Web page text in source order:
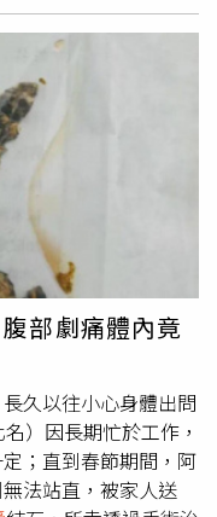
響。」不過，世界衛
高度憂慮。WHO指
而此次疫情可能早在
前統計，中非地區已
。此次疫情的病毒
型伊波拉。與過去
前尚無經核准的疫
世界衛生組織資料顯
於30％至50％之
已請求協助接收另一
衛生部長沃伊捷奇
尚未出現症狀，預
接受觀察與治療。隨
再度演變成跨國公共
疫情發展。
；呂育昇表示，過往
刻板印象，但根據最
是有機會「逆轉」
，八成以上患者血糖
調，減肥其實是在幫
會使身體處於發炎狀
就會導致硬化，影響
體重降5%到10%，
也降兩成。三高族群
群更要講求「代謝健
是要「挑著吃」，選
蔬果、低脂牛奶，少
制高血壓。2.地中海
多吃魚肉，此飲食法
以及血糖控制。3.戒
脂肪肝；而加工肉品
疾病風險。4.掌握吃
部劇痛體內竟
久以往小心身體出問
）因長期忙於工作，
；直到春節期間，阿
法站直，被家人送